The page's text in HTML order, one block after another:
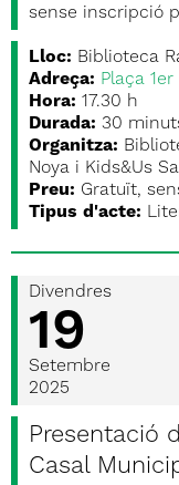
sense inscripció
Lloc: Biblioteca
Adreça: Plaça
Hora: 17.30 h
Durada: 30
Organitza:
Noya i Kids&Us
Preu: Gratuït,
Tipus d'acte:
Divendres
19
Setembre
2025
Presentació
Casal